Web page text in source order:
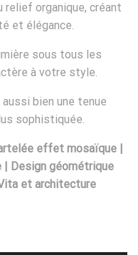
relief organique, créant
et élégance.
sous tous les
à votre style.
bien une tenue
sophistiquée.
effet mosaïque |
| Design géométrique
et architecture